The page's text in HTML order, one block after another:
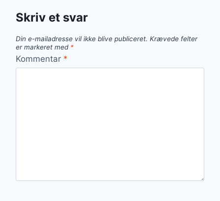
Skriv et svar
Din e-mailadresse vil ikke blive publiceret. Krævede felter
er markeret med *
Kommentar *